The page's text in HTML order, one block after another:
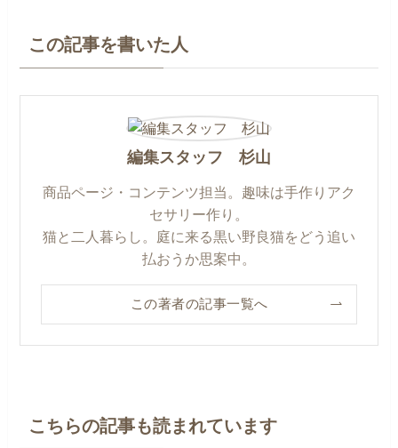
この記事を書いた人
編集スタッフ 杉山
商品ページ・コンテンツ担当。趣味は手作りアク
セサリー作り。
猫と二人暮らし。庭に来る黒い野良猫をどう追い
払おうか思案中。
この著者の記事一覧へ
こちらの記事も読まれています